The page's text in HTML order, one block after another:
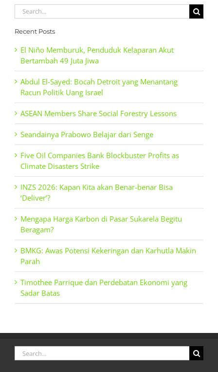
Search
for:
Recent Posts
El Niño Memburuk, Penduduk Kelaparan Akut
Bertambah 49 Juta Jiwa
Abdul El-Sayed: Bocah Detroit yang Menantang
Racun Politik Uang Israel
ASEAN Members Share Social Forestry Lessons
Seandainya Prabowo Belajar dari Senge
Five Oil Companies Bank Blockbuster Profits as
Climate Disasters Strike
INZS 2026: Kapan Kita akan Benar-benar Bisa
‘Deliver’?
Mengapa Harga Karbon di Pasar Sukarela Begitu
Beragam?
BMKG: Awas Potensi Kekeringan dan Karhutla Makin
Parah
Timothee Parrique dan Perdebatan Ekonomi yang
Sadar Batas
Search
for: